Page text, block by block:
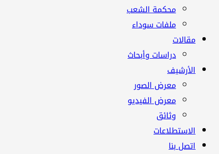
محكمة الشعب
ملفات سوداء
مقالات
دراسات وأبحاث
الأرشيف
معرض الصور
معرض الفيديو
وثائق
الاستطلاعات
اتصل بنا